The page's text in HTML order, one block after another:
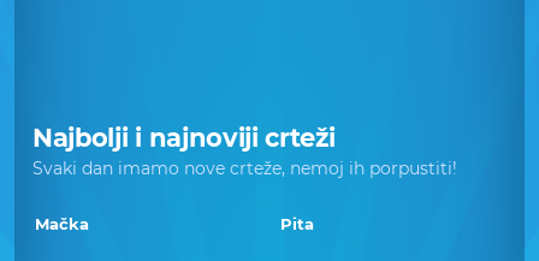
Najbolji i najnoviji crteži
Svaki dan imamo nove crteže, nemoj ih porpustiti!
Mačka Pita